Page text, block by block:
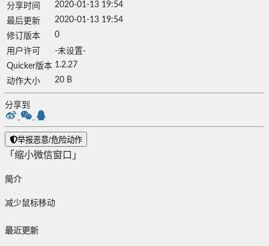
分享时间
2020-01-13 19:54
最后更新
2020-01-13 19:54
修订版本
0
用户许可
-未设置-
Quicker版本 1.2.27
动作大小
20 B
分享到
举报恶意/危险动作
「缩小微信窗口」
简介
减少鼠标移动
最近更新